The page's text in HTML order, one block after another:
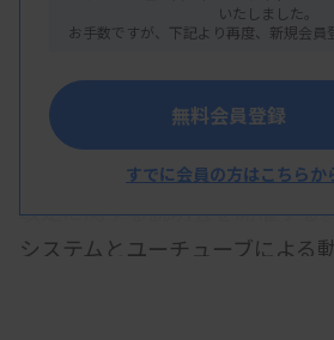
日本臨床衛生検査技師会は、
改定に関する説明会を開催する
システムとユーチューブによる
いたしました。
お手数ですが、下記より再度、新規会員
無料会員登録
すでに会員の方はこちらか